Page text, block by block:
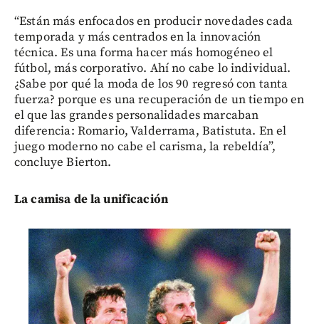
“Están más enfocados en producir novedades cada
temporada y más centrados en la innovación
técnica. Es una forma hacer más homogéneo el
fútbol, más corporativo. Ahí no cabe lo individual.
¿Sabe por qué la moda de los 90 regresó con tanta
fuerza? porque es una recuperación de un tiempo en
el que las grandes personalidades marcaban
diferencia: Romario, Valderrama, Batistuta. En el
juego moderno no cabe el carisma, la rebeldía”,
concluye Bierton.
La camisa de la unificación